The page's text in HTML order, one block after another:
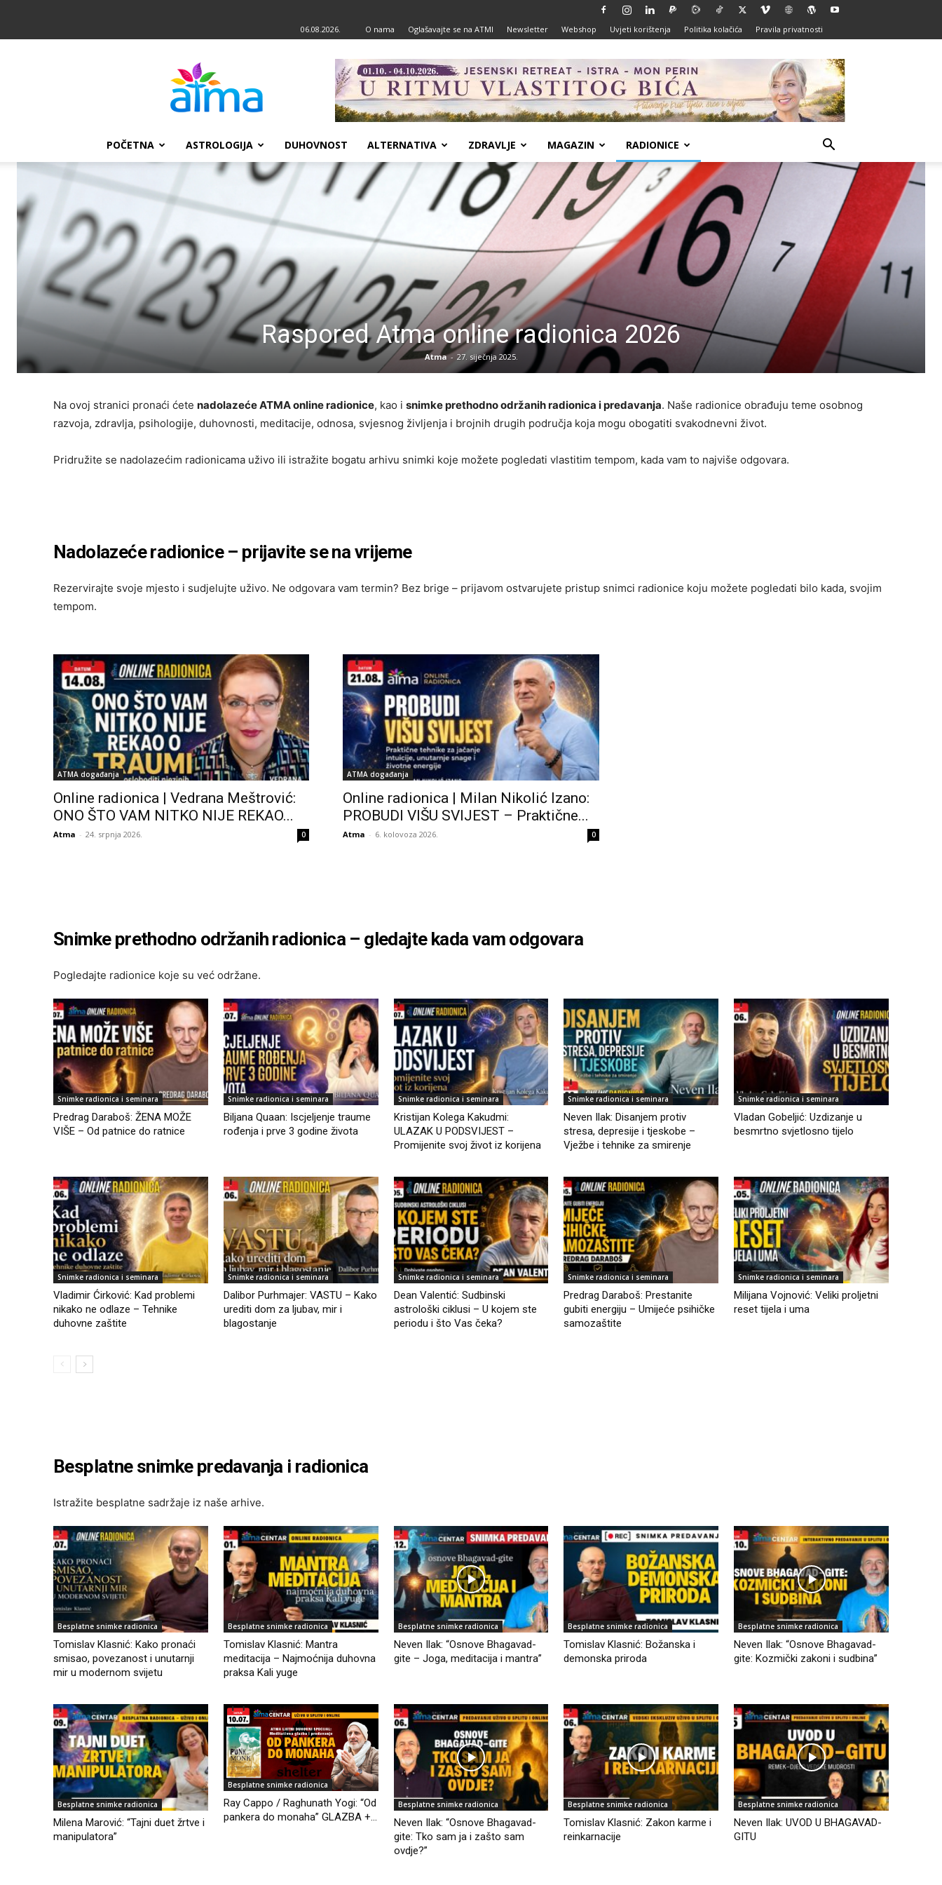
06.08.2026. O nama Oglašavajte se na ATMI Newsletter Webshop Uvjeti korištenja Politika kolačića Pravila privatnosti
POČETNA ASTROLOGIJA DUHOVNOST ALTERNATIVA ZDRAVLJE MAGAZIN RADIONICE
Raspored Atma online radionica 2026
Atma - 27. siječnja 2025.
Na ovoj stranici pronaći ćete nadolazeće ATMA online radionice, kao i snimke prethodno održanih radionica i predavanja. Naše radionice obrađuju teme osobnog
razvoja, zdravlja, psihologije, duhovnosti, meditacije, odnosa, svjesnog življenja i brojnih drugih područja koja mogu obogatiti svakodnevni život.
Pridružite se nadolazećim radionicama uživo ili istražite bogatu arhivu snimki koje možete pogledati vlastitim tempom, kada vam to najviše odgovara.
Nadolazeće radionice – prijavite se na vrijeme
Rezervirajte svoje mjesto i sudjelujte uživo. Ne odgovara vam termin? Bez brige – prijavom ostvarujete pristup snimci radionice koju možete pogledati bilo kada, svojim
tempom.
ATMA događanja
Online radionica | Vedrana Meštrović:
ONO ŠTO VAM NITKO NIJE REKAO...
Atma - 24. srpnja 2026. 0
ATMA događanja
Online radionica | Milan Nikolić Izano:
PROBUDI VIŠU SVIJEST – Praktične...
Atma - 6. kolovoza 2026. 0
Snimke prethodno održanih radionica – gledajte kada vam odgovara
Pogledajte radionice koje su već održane.
Snimke radionica i seminara
Predrag Daraboš: ŽENA MOŽE
VIŠE – Od patnice do ratnice
Snimke radionica i seminara
Biljana Quaan: Iscjeljenje traume
rođenja i prve 3 godine života
Snimke radionica i seminara
Kristijan Kolega Kakudmi:
ULAZAK U PODSVIJEST –
Promijenite svoj život iz korijena
Snimke radionica i seminara
Neven Ilak: Disanjem protiv
stresa, depresije i tjeskobe –
Vježbe i tehnike za smirenje
Snimke radionica i seminara
Vladan Gobeljić: Uzdizanje u
besmrtno svjetlosno tijelo
Snimke radionica i seminara
Vladimir Ćirković: Kad problemi
nikako ne odlaze – Tehnike
duhovne zaštite
Snimke radionica i seminara
Dalibor Purhmajer: VASTU – Kako
urediti dom za ljubav, mir i
blagostanje
Snimke radionica i seminara
Dean Valentić: Sudbinski
astrološki ciklusi – U kojem ste
periodu i što Vas čeka?
Snimke radionica i seminara
Predrag Daraboš: Prestanite
gubiti energiju – Umijeće psihičke
samozaštite
Snimke radionica i seminara
Milijana Vojnović: Veliki proljetni
reset tijela i uma
Besplatne snimke predavanja i radionica
Istražite besplatne sadržaje iz naše arhive.
Besplatne snimke radionica
Tomislav Klasnić: Kako pronaći
smisao, povezanost i unutarnji
mir u modernom svijetu
Besplatne snimke radionica
Tomislav Klasnić: Mantra
meditacija – Najmoćnija duhovna
praksa Kali yuge
Besplatne snimke radionica
Neven Ilak: “Osnove Bhagavad-
gite – Joga, meditacija i mantra”
Besplatne snimke radionica
Tomislav Klasnić: Božanska i
demonska priroda
Besplatne snimke radionica
Neven Ilak: “Osnove Bhagavad-
gite: Kozmički zakoni i sudbina”
Besplatne snimke radionica
Milena Marović: “Tajni duet žrtve i
manipulatora”
Besplatne snimke radionica
Ray Cappo / Raghunath Yogi: “Od
pankera do monaha” GLAZBA +...
Besplatne snimke radionica
Neven Ilak: “Osnove Bhagavad-
gite: Tko sam ja i zašto sam
ovdje?”
Besplatne snimke radionica
Tomislav Klasnić: Zakon karme i
reinkarnacije
Besplatne snimke radionica
Neven Ilak: UVOD U BHAGAVAD-
GITU